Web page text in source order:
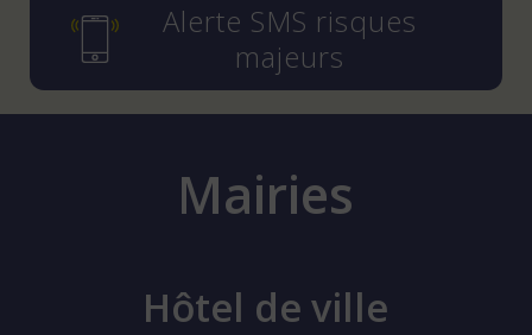
Alerte SMS risques
majeurs
Mairies
Hôtel de ville